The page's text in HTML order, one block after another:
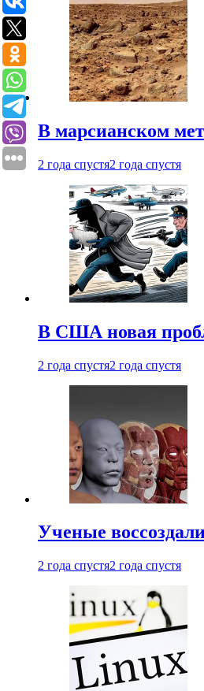
В марсианском
2 года спустя2 года спустя
В США новая
2 года спустя2 года спустя
Ученые
2 года спустя2 года спустя